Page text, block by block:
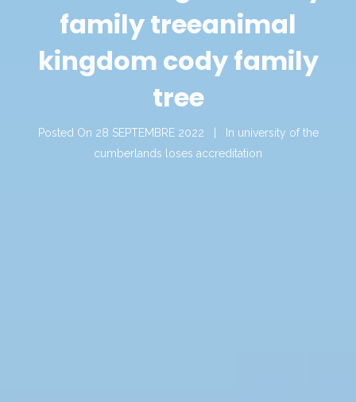
family treeanimal
kingdom cody family
tree
Posted On 28 SEPTEMBRE 2022 In university of the
cumberlands loses accreditation